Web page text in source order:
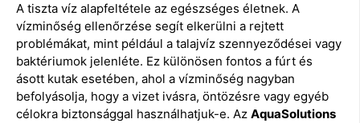
A tiszta víz alapfeltétele az egészséges életnek. A
vízminőség ellenőrzése segít elkerülni a rejtett
problémákat, mint például a talajvíz szennyeződései vagy
baktériumok jelenléte. Ez különösen fontos a fúrt és
ásott kutak esetében, ahol a vízminőség nagyban
befolyásolja, hogy a vizet ivásra, öntözésre vagy egyéb
célokra biztonsággal használhatjuk-e. Az AquaSolutions